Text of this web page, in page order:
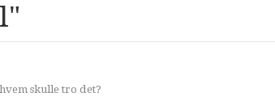
skulle tro det?